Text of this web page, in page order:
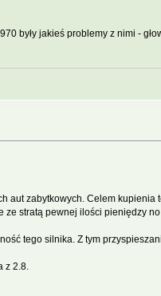
były jakieś problemy z nimi -
aut zabytkowych. Celem
stratą pewnej ilości pieniędzy
tego silnika. Z tym
z 2.8.